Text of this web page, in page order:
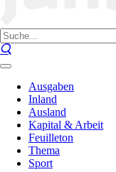
Ausgaben
Inland
Ausland
Kapital & Arbeit
Feuilleton
Thema
Sport